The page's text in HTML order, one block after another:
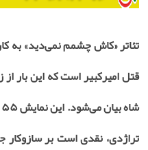
تئاتر «کاش چشمم نمی‌دید»به
قتل امیرکبیر است که این بار
تراژدی، نقدی است بر